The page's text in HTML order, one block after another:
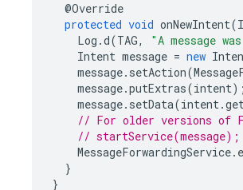
@Override
protected void onNewIntent(
Log .d(TAG,
"A message
Intent message = new
message. setAction(
message.putExtras(intent);
message. setData(intent.
// For older versions of
// startService(message);
MessageForwardingService.
}
}